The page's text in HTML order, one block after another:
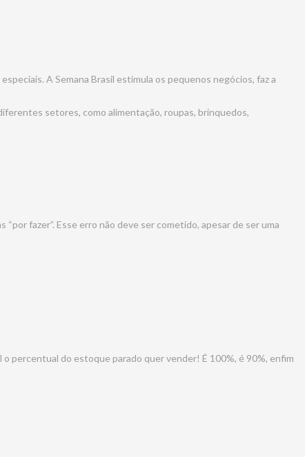
A Semana Brasil estimula os pequenos negócios, faz a
setores, como alimentação, roupas, brinquedos,
fazer”. Esse erro não deve ser cometido, apesar de ser uma
percentual do estoque parado quer vender! É 100%, é 90%, enfim